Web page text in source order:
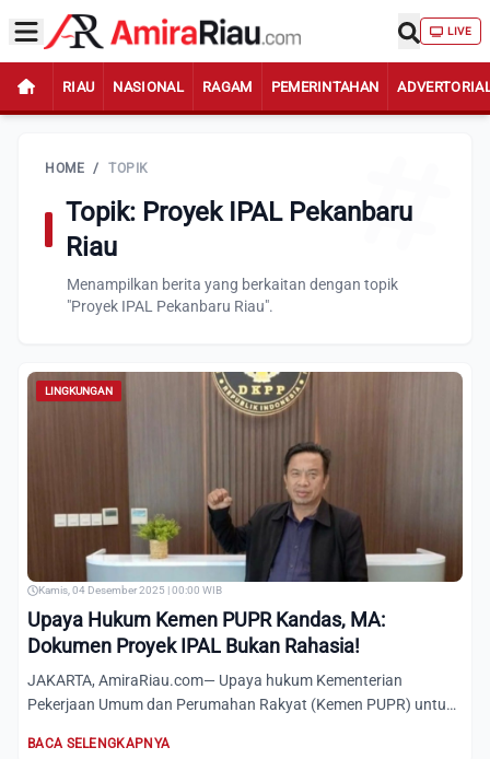
LIVE
RIAU NASIONAL RAGAM PEMERINTAHAN
HOME / TOPIK
Topik: Proyek IPAL Pekanbaru
Riau
Menampilkan berita yang berkaitan dengan topik
"Proyek IPAL Pekanbaru Riau".
LINGKUNGAN
Kamis, 04 Desember 2025 | 00:00 WIB
Upaya Hukum Kemen PUPR Kandas, MA:
Dokumen Proyek IPAL Bukan Rahasia!
JAKARTA, AmiraRiau.com— Upaya hukum Kementerian
Pekerjaan Umum dan Perumahan Rakyat (Kemen PUPR) untuk
BACA SELENGKAPNYA